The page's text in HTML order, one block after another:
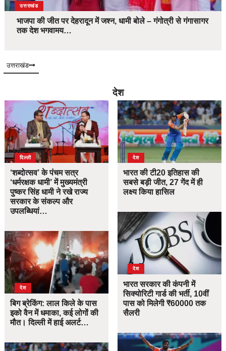
उत्तराखंड
भाजपा की जीत पर देहरादून में जश्न, धामी बोले – गंगोत्री से गंगासागर
तक देश भगवामय…
उत्तराखंड
देश
दिल्ली
‘शब्दोत्सव’ के पंचम सत्र
‘धर्मरक्षक धामी’ में मुख्यमंत्री
पुष्कर सिंह धामी ने रखे राज्य
सरकार के संकल्प और
उपलब्धियां…
देश
बिग ब्रेकिंग: लाल किले के पास
इको वैन में धमाका, कई लोगों की
मौत। दिल्ली में हाई अलर्ट…
देश
भारत की टी20 इतिहास की
सबसे बड़ी जीत, 27 गेंद में ही
लक्ष्य किया हासिल
देश
भारत सरकार की कंपनी में
सिक्योरिटी गार्ड की भर्ती, 10वीं
पास को मिलेगी ₹60000 तक
सैलरी